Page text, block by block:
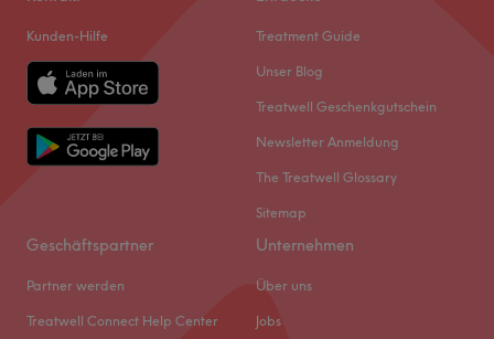
Kunden-Hilfe Treatment Guide
Unser Blog
Treatwell Geschenkgutschein
Newsletter Anmeldung
The Treatwell Glossary
Sitemap
Geschäftspartner
Partner werden
Treatwell Connect Help Center
Unternehmen
Über uns
Jobs